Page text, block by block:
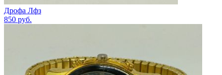
Дрофа Лфз
850 руб.